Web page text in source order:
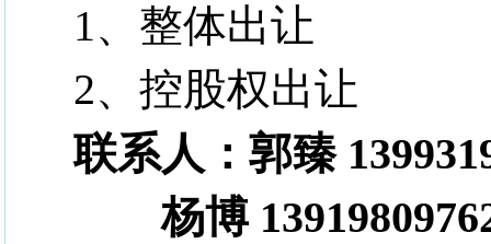
1、整体出让
2、控股权出让
联系人：郭臻
杨博